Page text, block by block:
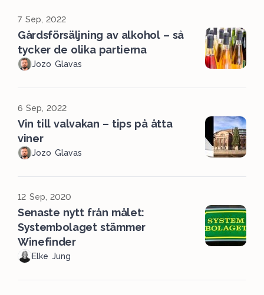
7 Sep, 2022
Gårdsförsäljning av alkohol – så
tycker de olika partierna
Jozo Glavas
6 Sep, 2022
Vin till valvakan – tips på åtta
viner
Jozo Glavas
12 Sep, 2020
Senaste nytt från målet:
Systembolaget stämmer
Winefinder
Elke Jung